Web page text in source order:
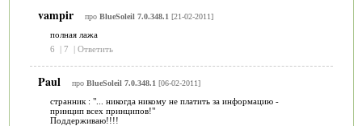
vampir про BlueSoleil 7.0.348.1 [21-02-2011]
полная лажа
6
| 7 | Ответить
Paul про BlueSoleil 7.0.348.1 [06-02-2011]
странник : "... никогда никому не платить за информацию -
принцип всех принципов!"
Поддерживаю!!!!